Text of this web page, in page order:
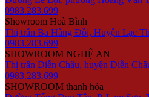
0983.283.699
Showroom Hoà Bình
Thị trấn Ba Hàng Đồi, Huyện Lạc
0983.283.699
SHOWROOM NGHỆ AN
Thị trấn Diễn Châu, huyện Diễn
0983.283.699
SHOWROOM thanh hóa